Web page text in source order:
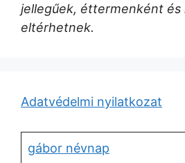
jellegűek, éttermenként és
eltérhetnek.
Adatvédelmi nyilatkozat
gábor névnap